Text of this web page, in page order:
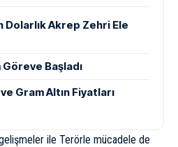
Dolarlık Akrep Zehri Ele
Başladı
Gram Altın Fiyatları
ile Terörle mücadele de